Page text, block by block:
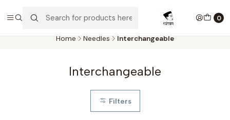
0
Aproveite as entregas grátis para todas as encomendas
superiores a 60€. Faça as suas compras e economize!
Home Needles Interchangeable
Interchangeable
Filters